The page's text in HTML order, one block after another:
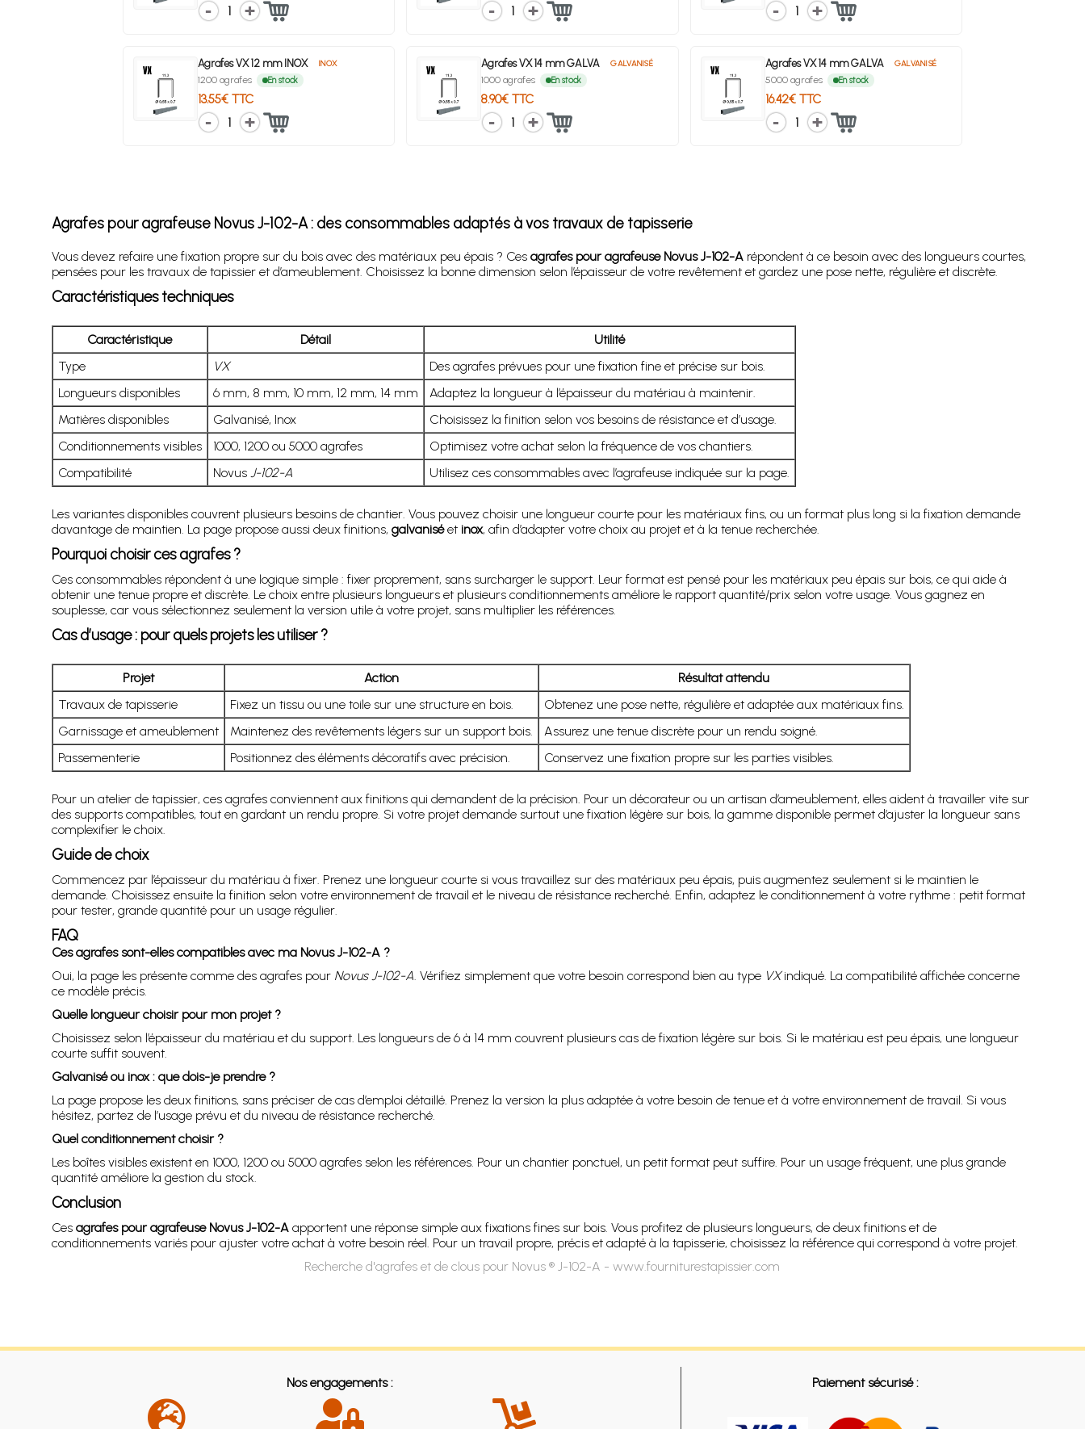
1
1
1
Agrafes VX 12 mm INOX INOX
1200 agrafes En stock
13.55€ TTC
1
Agrafes VX 14 mm GALVA GALVANISÉ
1000 agrafes En stock
8.90€ TTC
1
Agrafes VX 14 mm GALVA GALVANISÉ
5000 agrafes En stock
16.42€ TTC
1
Agrafes pour agrafeuse Novus J-102-A : des consommables adaptés à vos travaux de tapisserie
Vous devez refaire une fixation propre sur du bois avec des matériaux peu épais ? Ces agrafes pour agrafeuse Novus J-102-Arépondent à ce besoin avec des longueurs courtes,
pensées pour les travaux de tapissier et d’ameublement. Choisissez la bonne dimension selon l’épaisseur de votre revêtement et gardez une pose nette, régulière et discrète.
Caractéristiques techniques
Caractéristique Détail
Utilité
Type
VX
Des agrafes prévues pour une fixation fine et précise sur bois.
Longueurs disponibles
6 mm, 8 mm, 10 mm, 12 mm, 14 mm
Adaptez la longueur à l’épaisseur du matériau à maintenir.
Matières disponibles
Galvanisé, Inox
Choisissez la finition selon vos besoins de résistance et d’usage.
Conditionnements visibles
1000, 1200 ou 5000 agrafes
Optimisez votre achat selon la fréquence de vos chantiers.
Compatibilité
Novus J-102-A Utilisez ces consommables avec l’agrafeuse indiquée sur la page.
Les variantes disponibles couvrent plusieurs besoins de chantier. Vous pouvez choisir une longueur courte pour les matériaux fins, ou un format plus long si la fixation demande
davantage de maintien. La page propose aussi deux finitions, galvaniséet inox, afin d’adapter votre choix au projet et à la tenue recherchée.
Pourquoi choisir ces agrafes ?
Ces consommables répondent à une logique simple : fixer proprement, sans surcharger le support. Leur format est pensé pour les matériaux peu épais sur bois, ce qui aide à
obtenir une tenue propre et discrète. Le choix entre plusieurs longueurs et plusieurs conditionnements améliore le rapport quantité/prix selon votre usage. Vous gagnez en
souplesse, car vous sélectionnez seulement la version utile à votre projet, sans multiplier les références.
Cas d’usage : pour quels projets les utiliser ?
Projet Action
Résultat attendu
Travaux de tapisserie
Fixez un tissu ou une toile sur une structure en bois.
Obtenez une pose nette, régulière et adaptée aux matériaux fins.
Garnissage et ameublement
Maintenez des revêtements légers sur un support bois.
Assurez une tenue discrète pour un rendu soigné.
Passementerie
Positionnez des éléments décoratifs avec précision. Conservez une fixation propre sur les parties visibles.
Pour un atelier de tapissier, ces agrafes conviennent aux finitions qui demandent de la précision. Pour un décorateur ou un artisan d’ameublement, elles aident à travailler vite sur
des supports compatibles, tout en gardant un rendu propre. Si votre projet demande surtout une fixation légère sur bois, la gamme disponible permet d’ajuster la longueur sans
complexifier le choix.
Guide de choix
Commencez par l’épaisseur du matériau à fixer. Prenez une longueur courte si vous travaillez sur des matériaux peu épais, puis augmentez seulement si le maintien le
demande. Choisissez ensuite la finition selon votre environnement de travail et le niveau de résistance recherché. Enfin, adaptez le conditionnement à votre rythme : petit format
pour tester, grande quantité pour un usage régulier.
FAQ
Ces agrafes sont-elles compatibles avec ma Novus J-102-A ?
Oui, la page les présente comme des agrafes pour Novus J-102-A . Vérifiez simplement que votre besoin correspond bien au type VXindiqué. La compatibilité affichée concerne
ce modèle précis.
Quelle longueur choisir pour mon projet ?
Choisissez selon l’épaisseur du matériau et du support. Les longueurs de 6 à 14 mm couvrent plusieurs cas de fixation légère sur bois. Si le matériau est peu épais, une longueur
courte suffit souvent.
Galvanisé ou inox : que dois-je prendre ?
La page propose les deux finitions, sans préciser de cas d’emploi détaillé. Prenez la version la plus adaptée à votre besoin de tenue et à votre environnement de travail. Si vous
hésitez, partez de l’usage prévu et du niveau de résistance recherché.
Quel conditionnement choisir ?
Les boîtes visibles existent en 1000, 1200 ou 5000 agrafes selon les références. Pour un chantier ponctuel, un petit format peut suffire. Pour un usage fréquent, une plus grande
quantité améliore la gestion du stock.
Conclusion
Ces agrafes pour agrafeuse Novus J-102-Aapportent une réponse simple aux fixations fines sur bois. Vous profitez de plusieurs longueurs, de deux finitions et de
conditionnements variés pour ajuster votre achat à votre besoin réel. Pour un travail propre, précis et adapté à la tapisserie, choisissez la référence qui correspond à votre projet.
Recherche d'agrafes et de clous pour Novus ® J-102-A - www.fourniturestapissier.com
Nos engagements : Paiement sécurisé :